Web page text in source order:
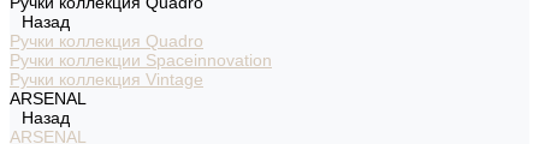
Назад
Ручки коллекция Quadro
Ручки коллекции Spaceinnovation
Ручки коллекция Vintage
ARSENAL
Назад
ARSENAL